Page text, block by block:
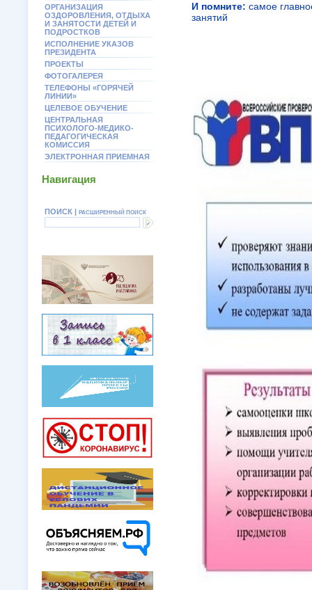
ОРГАНИЗАЦИЯ
ОЗДОРОВЛЕНИЯ, ОТДЫХА
И ЗАНЯТОСТИ ДЕТЕЙ И
ПОДРОСТКОВ
ИСПОЛНЕНИЕ УКАЗОВ
ПРЕЗИДЕНТА
ПРОЕКТЫ
ФОТОГАЛЕРЕЯ
ТЕЛЕФОНЫ «ГОРЯЧЕЙ
ЛИНИИ»
ЦЕЛЕВОЕ ОБУЧЕНИЕ
ЦЕНТРАЛЬНАЯ
ПСИХОЛОГО-МЕДИКО-
ПЕДАГОГИЧЕСКАЯ
КОМИССИЯ
ЭЛЕКТРОННАЯ ПРИЕМНАЯ
Навигация
ПОИСК | РАСШИРЕННЫЙ ПОИСК
И помните: самое
занятий